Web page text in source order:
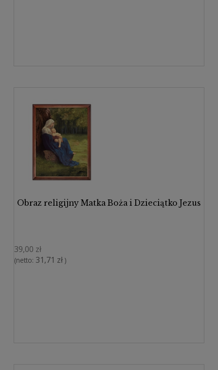
Obraz religijny Matka Boża i Dzieciątko Jezus
39,00 zł
(netto: 31,71 zł )